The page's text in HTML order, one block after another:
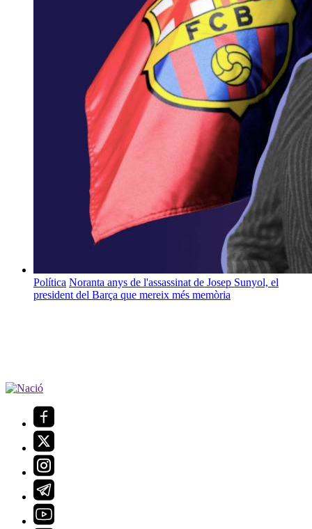
Política Noranta anys de l'assassinat de Josep Sunyol, el
president del Barça que mereix més memòria